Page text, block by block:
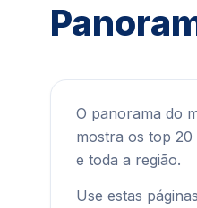
O panorama do
mostra os top
e toda a região.
Use estas